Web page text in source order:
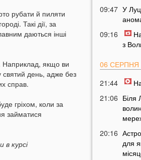
рубати й пиляти
Такі дії, за
даються інші
Наприклад, якщо ви
день, адже без
справ.
гріхом, коли за
займатися
курсі
09:47 У
09:16
з
06 СЕРПНЯ
21:44
21:06 Біля
20:16
для